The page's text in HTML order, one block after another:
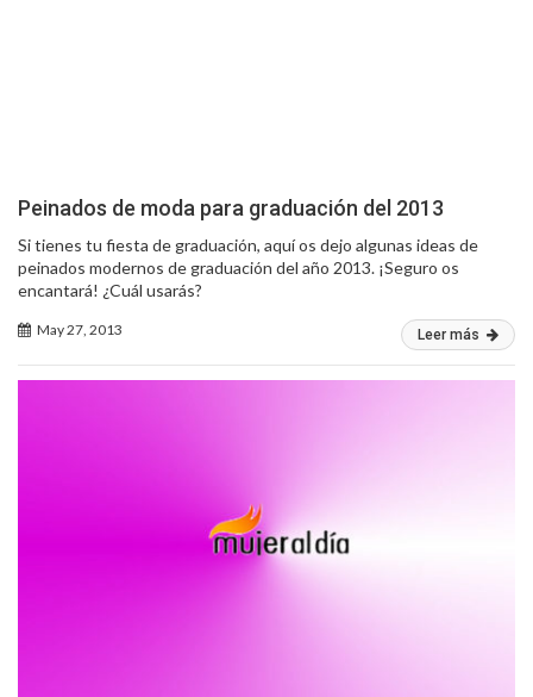
Peinados de moda para graduación del 2013
Si tienes tu fiesta de graduación, aquí os dejo algunas ideas de
peinados modernos de graduación del año 2013. ¡Seguro os
encantará! ¿Cuál usarás?
May 27, 2013 Leer más